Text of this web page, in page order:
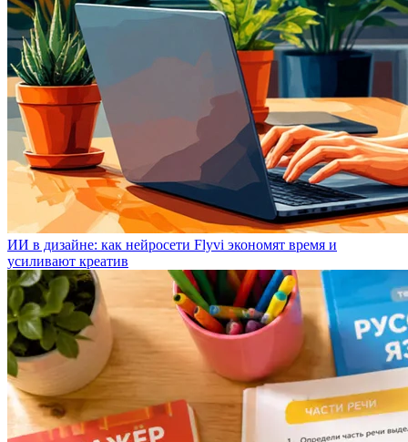
ИИ в дизайне: как нейросети Flyvi экономят время и
усиливают креатив